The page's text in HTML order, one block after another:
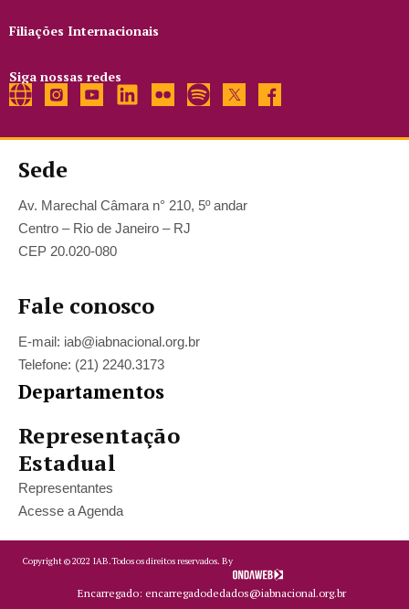
Filiações Internacionais
Siga nossas redes
Sede
Av. Marechal Câmara n° 210, 5º andar
Centro – Rio de Janeiro – RJ
CEP 20.020-080
Fale conosco
E-mail: iab@iabnacional.org.br
Telefone: (21) 2240.3173
Departamentos
Representação
Estadual
Representantes
Acesse a Agenda
Copyright ©2022 IAB.Todos os direitos reservados. By
Encarregado: encarregadodedados@iabnacional.org.br